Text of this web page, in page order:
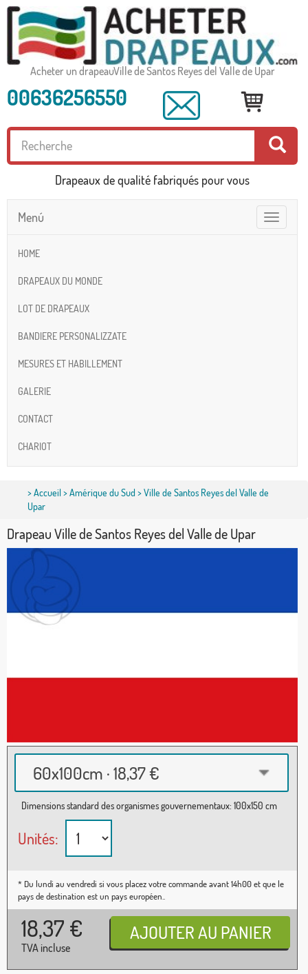
Acheter un drapeauVille de Santos Reyes del Valle de Upar
00636256550
Drapeaux de qualité fabriqués pour vous
Toggle
navigation
Menú
HOME
DRAPEAUX DU MONDE
LOT DE DRAPEAUX
BANDIERE PERSONALIZZATE
MESURES ET HABILLEMENT
GALERIE
CONTACT
CHARIOT
>Accueil>Amérique du Sud > Ville de Santos Reyes del Valle de
Upar
Drapeau Ville de Santos Reyes del Valle de Upar
60x100cm · 18,37 €
Dimensions standard des organismes gouvernementaux: 100x150 cm
Unités:
* Du lundi au vendredi si vous placez votre commande avant 14h00 et que le
pays de destination est un pays européen..
18,37 €
TVA incluse